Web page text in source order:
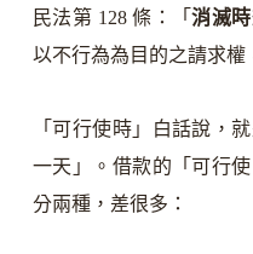
民法第 128 條：「消滅
以不行為為目的之請求權
「可行使時」白話說，
一天」。借款的「可行
分兩種，差很多：